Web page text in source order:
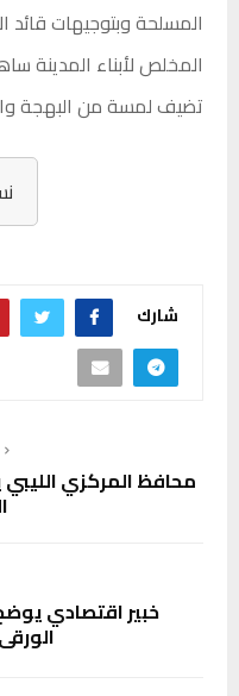
المسلحة وبتوجيهات قائد
المخلص لأبناء المدينة
تضيف لمسة من البهجة
شارك
محافظ المركزي
خبير اقتصادي